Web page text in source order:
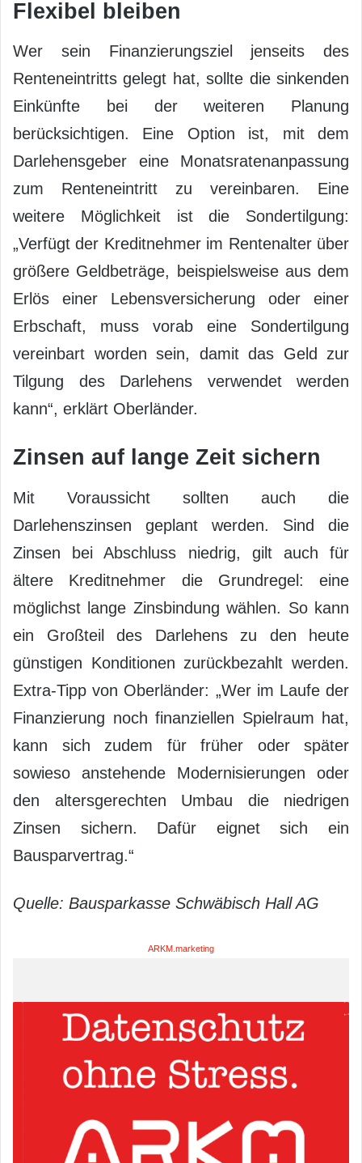
Flexibel bleiben
Wer sein Finanzierungsziel jenseits des
Renteneintritts gelegt hat, sollte die sinkenden
Einkünfte bei der weiteren Planung
berücksichtigen. Eine Option ist, mit dem
Darlehensgeber eine Monatsratenanpassung
zum Renteneintritt zu vereinbaren. Eine
weitere Möglichkeit ist die Sondertilgung:
„Verfügt der Kreditnehmer im Rentenalter über
größere Geldbeträge, beispielsweise aus dem
Erlös einer Lebensversicherung oder einer
Erbschaft, muss vorab eine Sondertilgung
vereinbart worden sein, damit das Geld zur
Tilgung des Darlehens verwendet werden
kann“, erklärt Oberländer.
Zinsen auf lange Zeit sichern
Mit Voraussicht sollten auch die
Darlehenszinsen geplant werden. Sind die
Zinsen bei Abschluss niedrig, gilt auch für
ältere Kreditnehmer die Grundregel: eine
möglichst lange Zinsbindung wählen. So kann
ein Großteil des Darlehens zu den heute
günstigen Konditionen zurückbezahlt werden.
Extra-Tipp von Oberländer: „Wer im Laufe der
Finanzierung noch finanziellen Spielraum hat,
kann sich zudem für früher oder später
sowieso anstehende Modernisierungen oder
den altersgerechten Umbau die niedrigen
Zinsen sichern. Dafür eignet sich ein
Bausparvertrag.“
Quelle: Bausparkasse Schwäbisch Hall AG
ARKM.marketing